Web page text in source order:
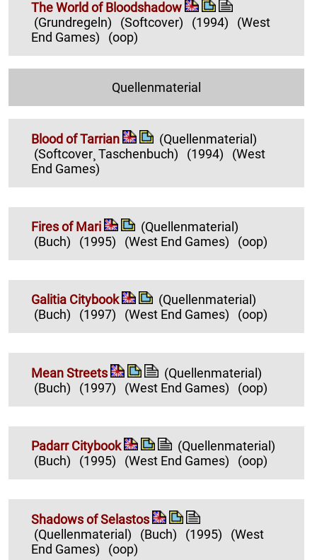
The World of Bloodshadow
(Grundregeln)
(Softcover) (1994)
(West
End Games)
(oop)
Quellenmaterial
Blood of Tarrian
(Quellenmaterial)
(Softcover¸ Taschenbuch)
(1994)
(West
End Games)
Fires of Mari
(Quellenmaterial)
(Buch)
(1995) (West End Games) (oop)
Galitia Citybook
(Quellenmaterial)
(Buch)
(1997) (West End Games) (oop)
Mean Streets
(Quellenmaterial)
(Buch)
(1997) (West End Games) (oop)
Padarr Citybook
(Quellenmaterial)
(Buch)
(1995) (West End Games) (oop)
Shadows of Selastos
(Quellenmaterial)
(Buch) (1995)
(West
End Games)
(oop)